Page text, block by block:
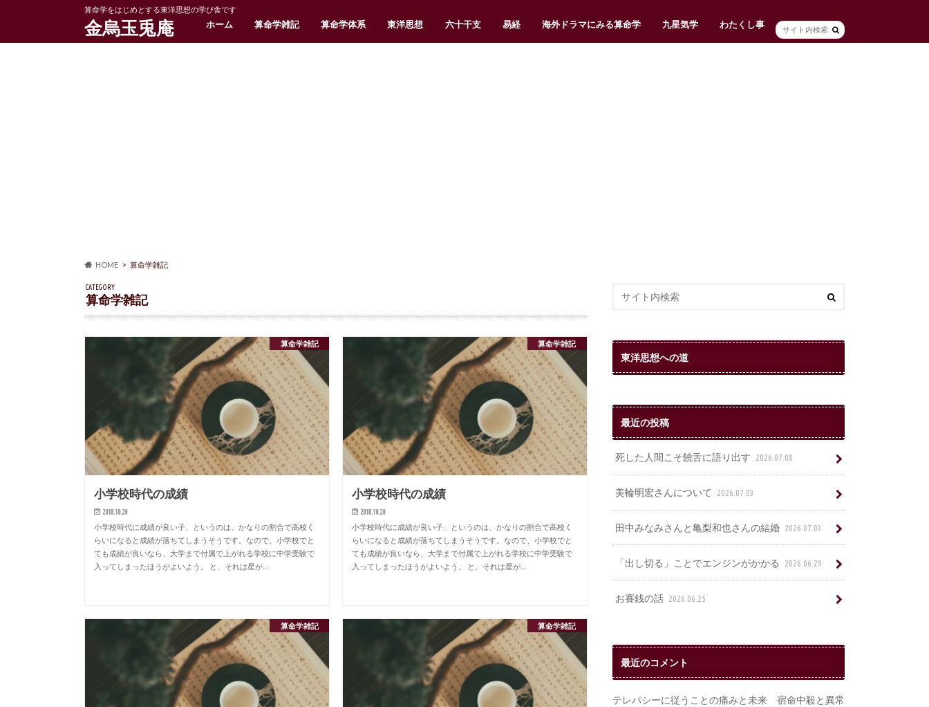
算命学をはじめとする東洋思想の学び舎です
金烏玉兎庵 ホーム 算命学雑記 算命学体系 東洋思想 六十干支 易経 海外ドラマにみる算命学 九星気学 わたくし事
HOME 算命学雑記
CATEGORY
算命学雑記
算命学雑記
小学校時代の成績
2018.10.20
小学校時代に成績が良い子、というのは、かなりの割合で高校く
らいになると成績が落ちてしまうそうです。なので、小学校でと
ても成績が良いなら、大学まで付属で上がれる学校に中学受験で
入ってしまったほうがよいよう。 と、それは星が…
算命学雑記
小学校時代の成績
2018.10.20
小学校時代に成績が良い子、というのは、かなりの割合で高校く
らいになると成績が落ちてしまうそうです。なので、小学校でと
ても成績が良いなら、大学まで付属で上がれる学校に中学受験で
入ってしまったほうがよいよう。 と、それは星が…
算命学雑記 算命学雑記
東洋思想への道
最近の投稿
死した人間こそ饒舌に語り出す 2026.07.08
美輪明宏さんについて 2026.07.03
田中みなみさんと亀梨和也さんの結婚 2026.07.03
「出し切る」ことでエンジンがかかる 2026.06.29
お賽銭の話 2026.06.25
最近のコメント
テレパシーに従うことの痛みと未来 宿命中殺と異常